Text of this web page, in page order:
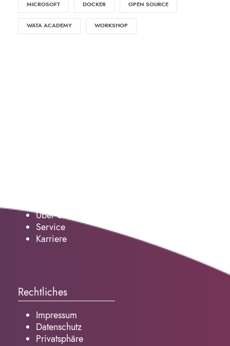
MICROSOFT DOCKER OPEN SOURCE
WATA ACADEMY WORKSHOP
Über Uns
Service
Karriere
Rechtliches
Impressum
Datenschutz
Privatsphäre